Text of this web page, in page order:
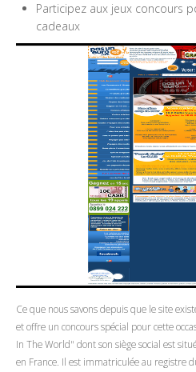
Participez aux jeux concours
cadeaux
Ce que nous savons depuis que le site
et offre un concours spécial pour cette
In The World" dont son siège social est
en France. Il est immatriculée au registre